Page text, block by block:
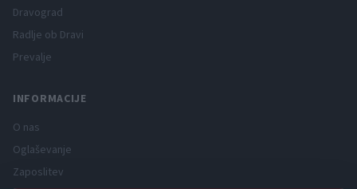
Dravograd
Radlje ob Dravi
Prevalje
INFORMACIJE
O nas
Oglaševanje
Zaposlitev